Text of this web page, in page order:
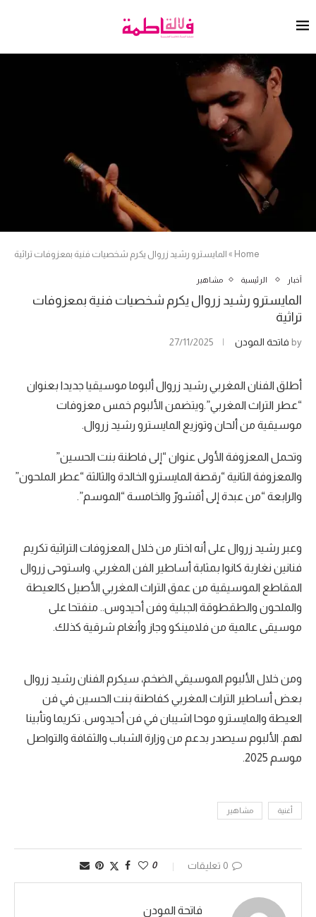
Home
» المايسترو رشيد زروال يكرم شخصيات فنية بمعزوفات تراثية
أخبار الرئيسية مشاهير
المايسترو رشيد زروال يكرم شخصيات فنية بمعزوفات
تراثية
by فاتحة المودن 27/11/2025
أطلق الفنان المغربي رشيد زروال ألبوما موسيقيا جديدا بعنوان
“عطر التراث المغربي”.ويتضمن الألبوم خمس معزوفات
موسيقية من ألحان وتوزيع المايسترو رشيد زروال.
وتحمل المعزوفة الأولى عنوان “إلى فاطنة بنت الحسين”
والمعزوفة الثانية “رقصة المايسترو الخالدة والثالثة “عطر الملحون”
والرابعة “من عبدة إلى أقشورّ والخامسة “الموسم”.
وعبر رشيد زروال على أنه اختار من خلال المعزوفات التراثية تكريم
فنانين نغاربة كانوا بمثابة أساطير الفن المغربي. واستوحى زروال
المقاطع الموسيقية من عمق التراث المغربي الأصيل كالعيطة
والملحون والطقطوقة الجبلية وفن أحيدوس.. منفتحا على
موسيقى عالمية من فلامينكو وجاز وأنغام شرقية كذلك.
ومن خلال الألبوم الموسيقي الضخم، سيكرم الفنان رشيد زروال
بعض أساطير التراث المغربي كفاطنة بنت الحسين في فن
العيطة والمايسترو موحا اشيبان في فن أحيدوس. تكريما وتأبينا
لهم. الألبوم سيصدر بدعم من وزارة الشباب والثقافة والتواصل
موسم 2025.
أغنية مشاهير
0 تعليقات 0
فاتحة المودن